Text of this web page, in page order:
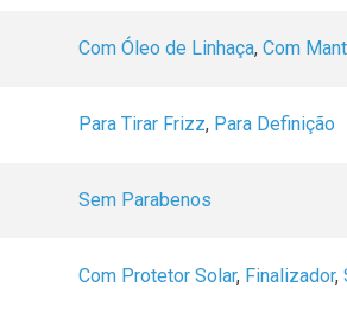
Com Óleo de Linhaça, Com
Para Tirar Frizz, Para Definição
Sem Parabenos
Com Protetor Solar, Finalizador,